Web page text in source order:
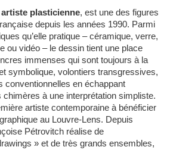
plasticienne, est une des figures
depuis les années 1990. Parmi
qu’elle pratique – céramique, verre,
ou vidéo – le dessin tient une place
immenses qui sont toujours à la
symbolique, volontiers transgressives,
conventionnelles en échappant
à une interprétation simpliste.
artiste contemporaine à bénéficier
au Louvre-Lens. Depuis
Pétrovitch réa­lise de
» et de très grands ensembles,